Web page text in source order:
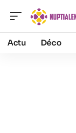
Actu Déco